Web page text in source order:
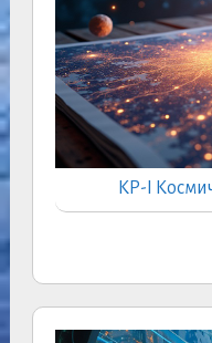
КР-I